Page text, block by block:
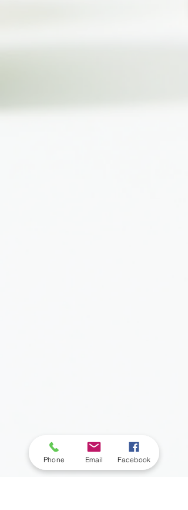
Phone Email Facebook